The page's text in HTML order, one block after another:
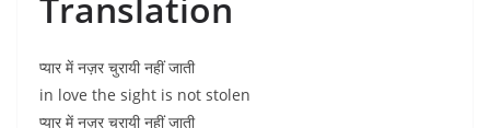
प्यार में नज़र चुरायी नहीं जाती
in love the sight is not stolen
प्यार में नज़र चुरायी नहीं जाती